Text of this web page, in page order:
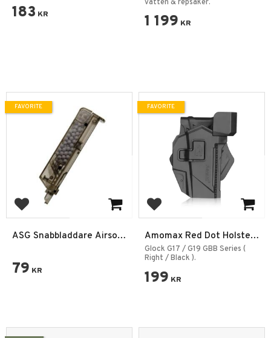
183 KR
vatten & repsäker.
1 199 KR
Add to favorites
ASG Snabbladdare Airsoft
79 KR
FAVORITE
Add to favorites
Amomax Red Dot Holster
Glock 17/19
Glock G17 / G19 GBB Series (
Right / Black ).
199 KR
FAVORITE